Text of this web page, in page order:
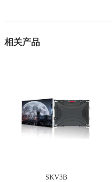
相关产品
SKV3B